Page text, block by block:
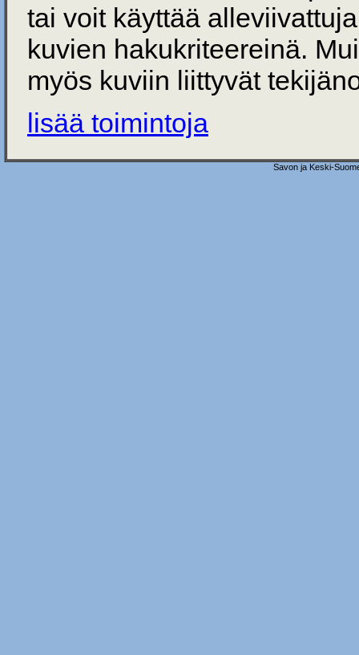
tai voit käyttää
kuvien hakukriteereinä.
myös kuviin liittyvät
lisää toimintoja
Savon ja Keski-